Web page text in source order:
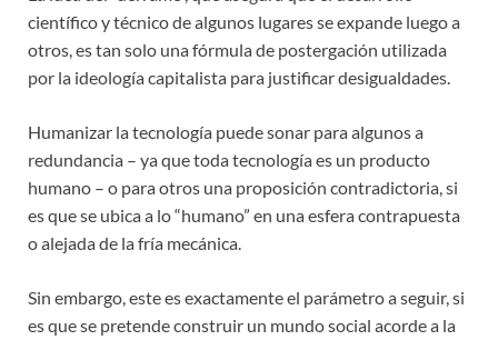
científico y técnico de algunos lugares se expande luego a
otros, es tan solo una fórmula de postergación utilizada
por la ideología capitalista para justificar desigualdades.
Humanizar la tecnología puede sonar para algunos a
redundancia – ya que toda tecnología es un producto
humano – o para otros una proposición contradictoria, si
es que se ubica a lo “humano” en una esfera contrapuesta
o alejada de la fría mecánica.
Sin embargo, este es exactamente el parámetro a seguir, si
es que se pretende construir un mundo social acorde a la